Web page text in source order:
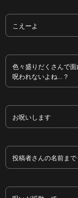
こえーよ
色々盛りだくさんで面
呪われないよね…？
お呪いします
投稿者さんの名前ま